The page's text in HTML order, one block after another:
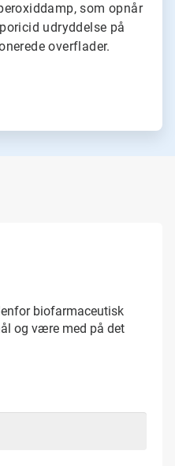
som opnår
udryddelse på
overflader.
biofarmaceutisk
og være med på det